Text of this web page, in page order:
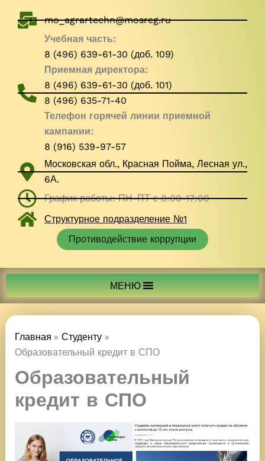
mo_agrartechn@mosreg.ru
Учебная часть:
8 (496) 639-61-30 (доб. 109)
Приемная директора:
8 (496) 639-61-30 (доб. 101)
8 (496) 635-71-40
Телефон горячей линии приемной
кампании:
8 (916) 539-97-57
Московская обл., Красная Пойма, Лесная ул.,
6А.
График работы: ПН-ПТ с 8:00-17:00
Структурное подразделение №1
Противодействие коррупции
МЕНЮ
Главная
Студенту
Образовательный кредит в СПО
Образовательный
кредит в СПО